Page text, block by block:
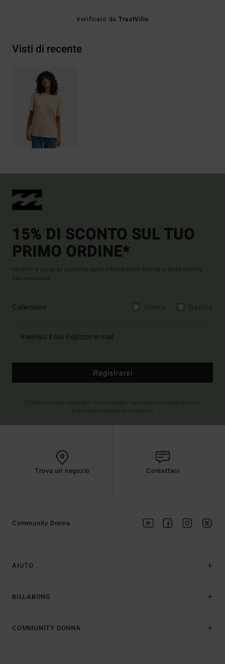
Verificato daTrustVille
Visti di recente
15% DI SCONTO SUL TUO
PRIMO ORDINE*
Iscriviti e sarai al corrente delle ultimissime novità e delle offerte
più esclusive.
Collezione
Registrarsi
Trova un negozio Contattaci
AIUTO
BILLABONG
Community Donna
COMMUNITY DONNA